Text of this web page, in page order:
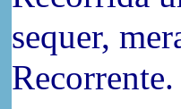
sequer,
Recorrente.